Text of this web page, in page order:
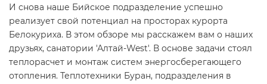
И снова наше Бийское подразделение успешно
реализует свой потенциал на просторах курорта
Белокуриха. В этом обзоре мы расскажем вам о наших
друзьях, санатории 'Алтай-West'. В основе задачи стоял
теплорасчет и монтаж систем энергосберегающего
отопления. Теплотехники Буран, подразделения в